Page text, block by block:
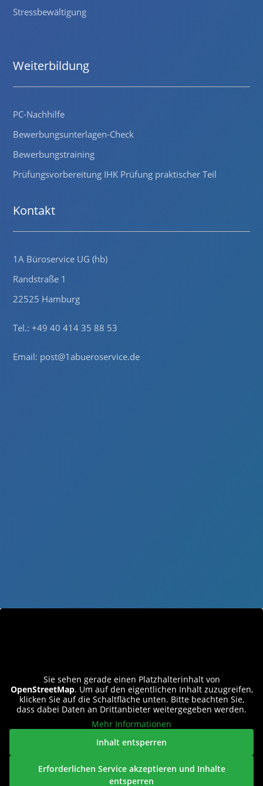
Stressbewältigung
Weiterbildung
PC-Nachhilfe
Bewerbungsunterlagen-Check
Bewerbungstraining
Prüfungsvorbereitung IHK Prüfung praktischer Teil
Kontakt
1A Büroservice UG (hb)
Randstraße 1
22525 Hamburg
Tel.: +49 40 414 35 88 53
Email: post@1abueroservice.de
Sie sehen gerade einen Platzhalterinhalt von
OpenStreetMap. Um auf den eigentlichen Inhalt zuzugreifen,
klicken Sie auf die Schaltfläche unten. Bitte beachten Sie,
dass dabei Daten an Drittanbieter weitergegeben werden.
Mehr Informationen
Inhalt entsperren
Erforderlichen Service akzeptieren und Inhalte
entsperren